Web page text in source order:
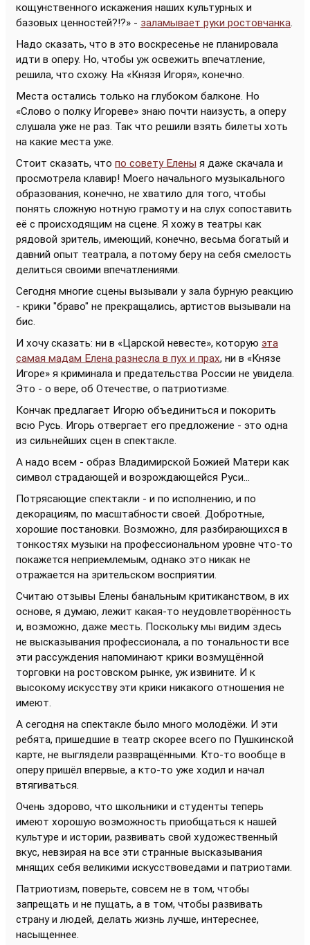
кощунственного искажения наших культурных и
базовых ценностей?!?» - заламывает руки ростовчанка.
Надо сказать, что в это воскресенье не планировала
идти в оперу. Но, чтобы уж освежить впечатление,
решила, что схожу. На «Князя Игоря», конечно.
Места остались только на глубоком балконе. Но
«Слово о полку Игореве» знаю почти наизусть, а оперу
слушала уже не раз. Так что решили взять билеты хоть
на какие места уже.
Стоит сказать, что по совету Елены я даже скачала и
просмотрела клавир! Моего начального музыкального
образования, конечно, не хватило для того, чтобы
понять сложную нотную грамоту и на слух сопоставить
её с происходящим на сцене. Я хожу в театры как
рядовой зритель, имеющий, конечно, весьма богатый и
давний опыт театрала, а потому беру на себя смелость
делиться своими впечатлениями.
Сегодня многие сцены вызывали у зала бурную реакцию
- крики "браво" не прекращались, артистов вызывали на
бис.
И хочу сказать: ни в «Царской невесте», которую эта
самая мадам Елена разнесла в пух и прах, ни в «Князе
Игоре» я криминала и предательства России не увидела.
Это - о вере, об Отечестве, о патриотизме.
Кончак предлагает Игорю объединиться и покорить
всю Русь. Игорь отвергает его предложение - это одна
из сильнейших сцен в спектакле.
А надо всем - образ Владимирской Божией Матери как
символ страдающей и возрождающейся Руси...
Потрясающие спектакли - и по исполнению, и по
декорациям, по масштабности своей. Добротные,
хорошие постановки. Возможно, для разбирающихся в
тонкостях музыки на профессиональном уровне что-то
покажется неприемлемым, однако это никак не
отражается на зрительском восприятии.
Считаю отзывы Елены банальным критиканством, в их
основе, я думаю, лежит какая-то неудовлетворённость
и, возможно, даже месть. Поскольку мы видим здесь
не высказывания профессионала, а по тональности все
эти рассуждения напоминают крики возмущённой
торговки на ростовском рынке, уж извините. И к
высокому искусству эти крики никакого отношения не
имеют.
А сегодня на спектакле было много молодёжи. И эти
ребята, пришедшие в театр скорее всего по Пушкинской
карте, не выглядели развращёнными. Кто-то вообще в
оперу пришёл впервые, а кто-то уже ходил и начал
втягиваться.
Очень здорово, что школьники и студенты теперь
имеют хорошую возможность приобщаться к нашей
культуре и истории, развивать свой художественный
вкус, невзирая на все эти странные высказывания
мнящих себя великими искусствоведами и патриотами.
Патриотизм, поверьте, совсем не в том, чтобы
запрещать и не пущать, а в том, чтобы развивать
страну и людей, делать жизнь лучше, интереснее,
насыщеннее.